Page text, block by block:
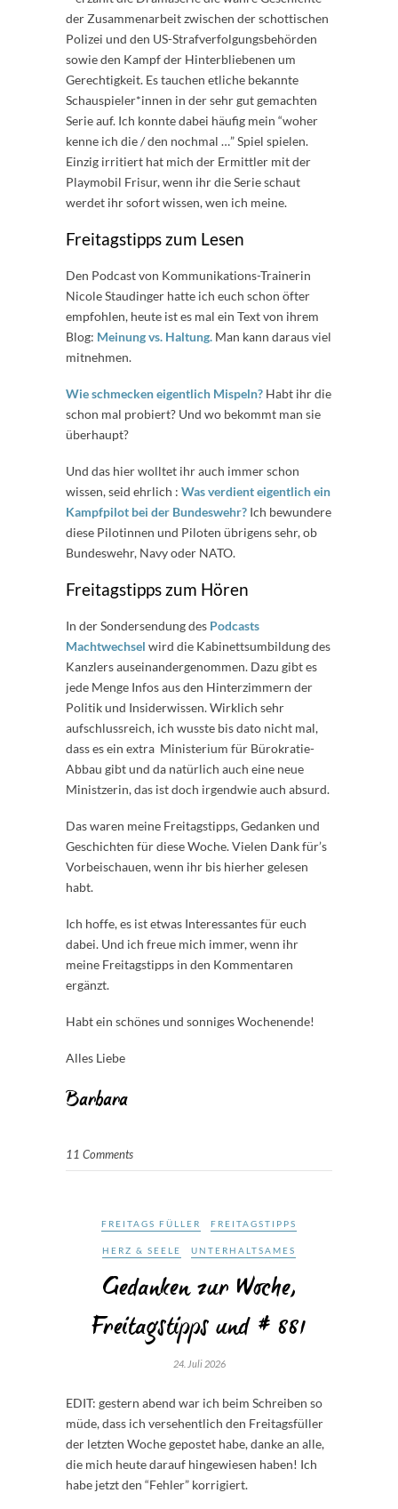
der Zusammenarbeit zwischen der schottischen
Polizei und den US-Strafverfolgungsbehörden
sowie den Kampf der Hinterbliebenen um
Gerechtigkeit. Es tauchen etliche bekannte
Schauspieler*innen in der sehr gut gemachten
Serie auf. Ich konnte dabei häufig mein “woher
kenne ich die / den nochmal …” Spiel spielen.
Einzig irritiert hat mich der Ermittler mit der
Playmobil Frisur, wenn ihr die Serie schaut
werdet ihr sofort wissen, wen ich meine.
Freitagstipps zum Lesen
Den Podcast von Kommunikations-Trainerin
Nicole Staudinger hatte ich euch schon öfter
empfohlen, heute ist es mal ein Text von ihrem
Blog: Meinung vs. Haltung. Man kann daraus viel
mitnehmen.
Wie schmecken eigentlich Mispeln? Habt ihr die
schon mal probiert? Und wo bekommt man sie
überhaupt?
Und das hier wolltet ihr auch immer schon
wissen, seid ehrlich : Was verdient eigentlich ein
Kampfpilot bei der Bundeswehr? Ich bewundere
diese Pilotinnen und Piloten übrigens sehr, ob
Bundeswehr, Navy oder NATO.
Freitagstipps zum Hören
In der Sondersendung des Podcasts
Machtwechsel wird die Kabinettsumbildung des
Kanzlers auseinandergenommen. Dazu gibt es
jede Menge Infos aus den Hinterzimmern der
Politik und Insiderwissen. Wirklich sehr
aufschlussreich, ich wusste bis dato nicht mal,
dass es ein extra Ministerium für Bürokratie-
Abbau gibt und da natürlich auch eine neue
Ministzerin, das ist doch irgendwie auch absurd.
Das waren meine Freitagstipps, Gedanken und
Geschichten für diese Woche. Vielen Dank für’s
Vorbeischauen, wenn ihr bis hierher gelesen
habt.
Ich hoffe, es ist etwas Interessantes für euch
dabei. Und ich freue mich immer, wenn ihr
meine Freitagstipps in den Kommentaren
ergänzt.
Habt ein schönes und sonniges Wochenende!
Alles Liebe
Barbara
11 Comments
FREITAGS FÜLLER FREITAGSTIPPS
HERZ & SEELE UNTERHALTSAMES
Gedanken zur Woche,
Freitagstipps und # 881
24. Juli 2026
EDIT: gestern abend war ich beim Schreiben so
müde, dass ich versehentlich den Freitagsfüller
der letzten Woche gepostet habe, danke an alle,
die mich heute darauf hingewiesen haben! Ich
habe jetzt den “Fehler” korrigiert.